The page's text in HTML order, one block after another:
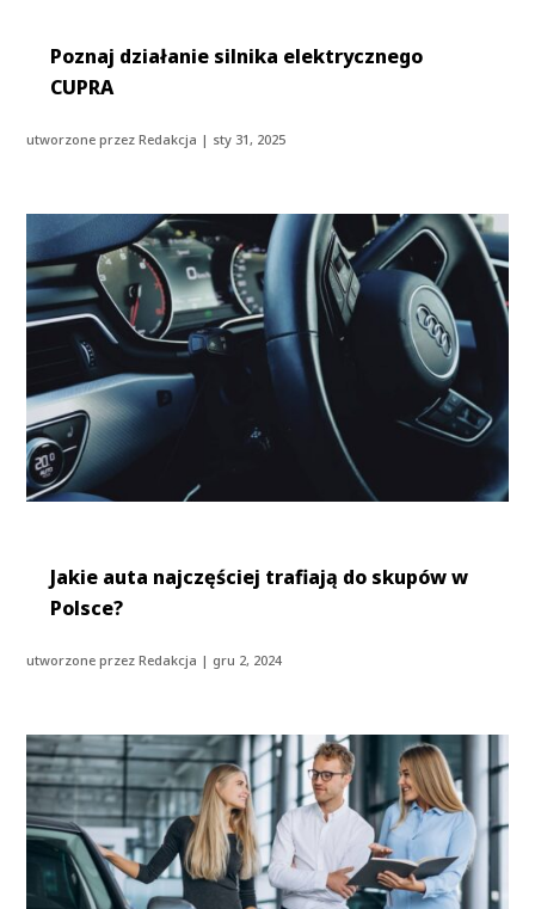
Poznaj działanie silnika elektrycznego
CUPRA
utworzone przezRedakcja | sty 31, 2025
Jakie auta najczęściej trafiają do skupów w
Polsce?
utworzone przezRedakcja | gru 2, 2024